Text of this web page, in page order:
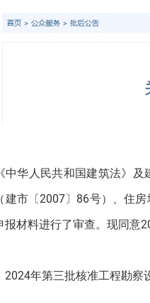
中华人民共和国建筑法》
建市〔2007〕86号）、住
报材料进行了审查。现同意
2024年第三批核准工程勘察